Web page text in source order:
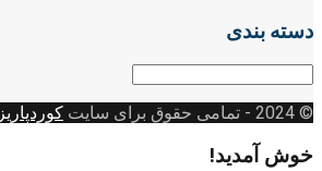
دسته بندی
© 2024
- تمامی حقوق برای سایت کوردپاریز
خوش آمدید!